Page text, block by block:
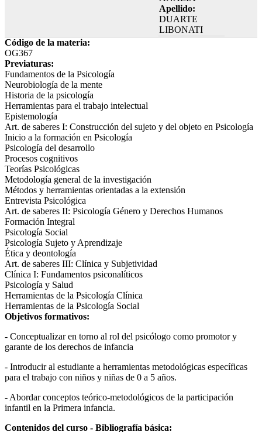
Apellido:
DUARTE
LIBONATI
Código de la materia:
OG367
Previaturas:
Fundamentos de la Psicología
Neurobiología de la mente
Historia de la psicología
Herramientas para el trabajo intelectual
Epistemología
Art. de saberes I: Construcción del sujeto y del objeto en Psicología
Inicio a la formación en Psicología
Psicología del desarrollo
Procesos cognitivos
Teorías Psicológicas
Metodología general de la investigación
Métodos y herramientas orientadas a la extensión
Entrevista Psicológica
Art. de saberes II: Psicología Género y Derechos Humanos
Formación Integral
Psicología Social
Psicología Sujeto y Aprendizaje
Ética y deontología
Art. de saberes III: Clínica y Subjetividad
Clínica I: Fundamentos psiconalíticos
Psicología y Salud
Herramientas de la Psicología Clínica
Herramientas de la Psicología Social
Objetivos formativos:
- Conceptualizar en torno al rol del psicólogo como promotor y
garante de los derechos de infancia
- Introducir al estudiante a herramientas metodológicas específicas
para el trabajo con niños y niñas de 0 a 5 años.
- Abordar conceptos teórico-metodológicos de la participación
infantil en la Primera infancia.
Contenidos del curso - Bibliografía básica: